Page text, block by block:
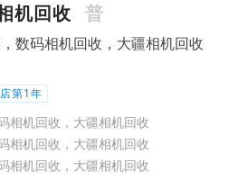
机回收 普
数码相机回收，大疆相机回收
第1年
相机回收，大疆相机回收
相机回收，大疆相机回收
相机回收，大疆相机回收